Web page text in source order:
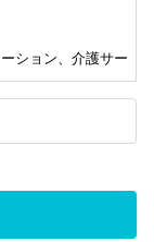
ション、介護サー
言を求める場合
利用
る事務およびその